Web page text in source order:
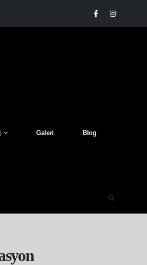
Galeri Blog